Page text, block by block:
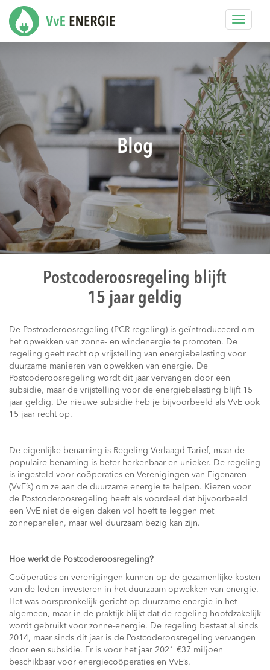
Toggle
Blog
Postcoderoosregeling blijft
15 jaar geldig
De Postcoderoosregeling (PCR-regeling) is geïntroduceerd om
het opwekken van zonne- en windenergie te promoten. De
regeling geeft recht op vrijstelling van energiebelasting voor
duurzame manieren van opwekken van energie. De
Postcoderoosregeling wordt dit jaar vervangen door een
subsidie, maar de vrijstelling voor de energiebelasting blijft 15
jaar geldig. De nieuwe subsidie heb je bijvoorbeeld als VvE ook
15 jaar recht op.
De eigenlijke benaming is Regeling Verlaagd Tarief, maar de
populaire benaming is beter herkenbaar en unieker. De regeling
is ingesteld voor coöperaties en Verenigingen van Eigenaren
(VvE’s) om ze aan de duurzame energie te helpen. Kiezen voor
de Postcoderoosregeling heeft als voordeel dat bijvoorbeeld
een VvE niet de eigen daken vol hoeft te leggen met
zonnepanelen, maar wel duurzaam bezig kan zijn.
Hoe werkt de Postcoderoosregeling?
Coöperaties en verenigingen kunnen op de gezamenlijke kosten
van de leden investeren in het duurzaam opwekken van energie.
Het was oorspronkelijk gericht op duurzame energie in het
algemeen, maar in de praktijk blijkt dat de regeling hoofdzakelijk
wordt gebruikt voor zonne-energie. De regeling bestaat al sinds
2014, maar sinds dit jaar is de Postcoderoosregeling vervangen
door een subsidie. Er is voor het jaar 2021 €37 miljoen
beschikbaar voor energiecoöperaties en VvE’s.